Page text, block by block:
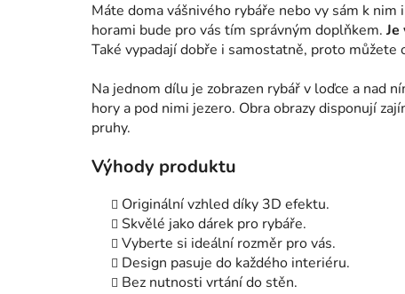
Máte doma vášnivého rybáře nebo vy sám k
horami bude pro vás tím správným doplňkem.
Také vypadají dobře i samostatně, proto můžete
Na jednom dílu je zobrazen rybář v loďce a nad
hory a pod nimi jezero. Obra obrazy disponují
pruhy.
Výhody produktu
Originální vzhled díky 3D efektu.
Skvělé jako dárek pro rybáře.
Vyberte si ideální rozměr pro vás.
Design pasuje do každého interiéru.
Bez nutnosti vrtání do stěn.